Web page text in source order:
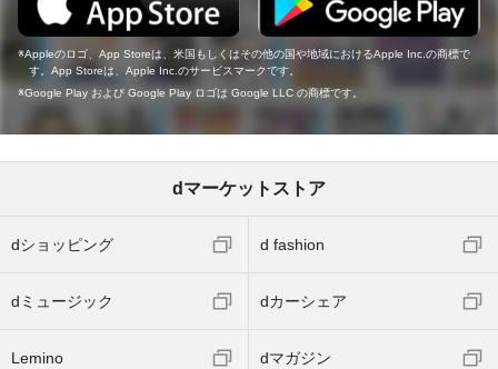
Appleのロゴ、App Storeは、米国もしくはその他の国や地域におけるApple Inc.の商標で
す。App Storeは、Apple Inc.のサービスマークです。
Google Play および Google Play ロゴは Google LLC の商標です。
dマーケットストア
dショッピング d fashion
dミュージック dカーシェア
Lemino dマガジン